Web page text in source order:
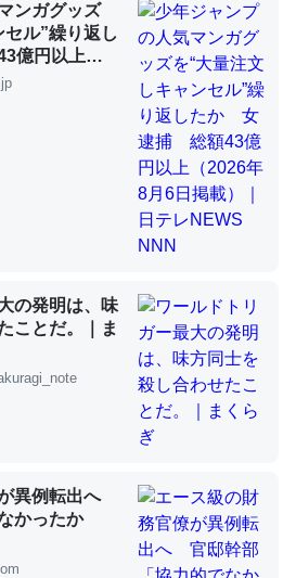
っと前の伏線」は回収されないけ
多い分量。進化すればするほど分
う
いての考察（１） - conceptualization
ないのか。知らんかった。調べたら
虫学の大問題＝「昆虫はなぜ海にいな
・ウミグモ）はカルシウムを使わ
筈だが、酵素が違うのか？
虫学の大問題＝「昆虫はなぜ海にいな
ンガグッズ
ル”繰り返し
億円以上
｜日テレ
の発明は、味
ことだ。｜ま
異例転出へ
かったか